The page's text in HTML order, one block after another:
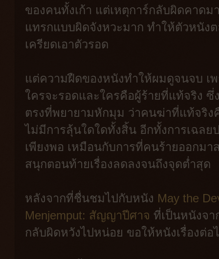
ของคนทั้งเก้า แต่เหตุการ์กลับผิดคาดม
แทรกแบบผิดจังหวะมาก ทำให้ตัวหนัง
เครียดเอาตัวรอด
แต่ความฝืดของหนังทำให้ผมดูจนจบ เ
ใครจะรอดและใครคือผู้ร้ายที่แท้จริง
ตรงที่พยายามหักมุม ว่าคนฆ่าที่แท้จริง
ไม่มีการลุ้นใดใดทั้งสิ้น อีกทั้งการเฉลย
เพียงพอ เหมือนกับการที่คนร้ายออกม
สนุกตอนท้ายเรื่องลดลงจนถึงจุดต่ำสุด
หลังจากที่ชื่นชมไปกับหนัง May the
Menjemput: สัญญาปีศาจ ที่เป็นหนังจา
กลับผิดหวังไปหน่อย ขอให้หนังเรื่องต่